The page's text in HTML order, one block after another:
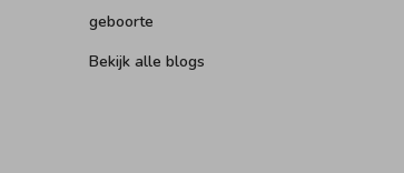
geboorte
Bekijk alle blogs